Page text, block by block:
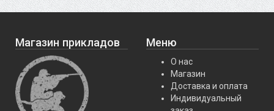
Магазин прикладов Меню
О нас
Магазин
Доставка и оплата
Индивидуальный